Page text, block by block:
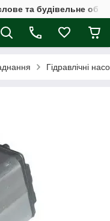
та будівельне
Гідравлічні